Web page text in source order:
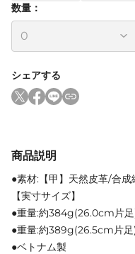
数量：
シェアする
商品説明
●素材:【甲】天然皮革/合
【実寸サイズ】
●重量:約384g(26.0cm片
●重量:約389g(26.5cm片足
●ベトナム製